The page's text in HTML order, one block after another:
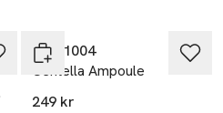
SKIN1004
Centella Ampoule
249 kr